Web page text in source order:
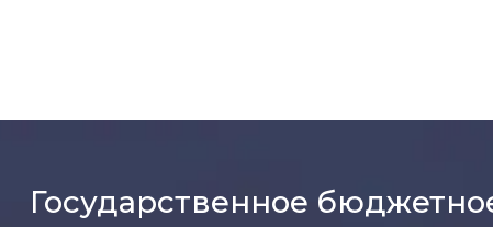
Государственное